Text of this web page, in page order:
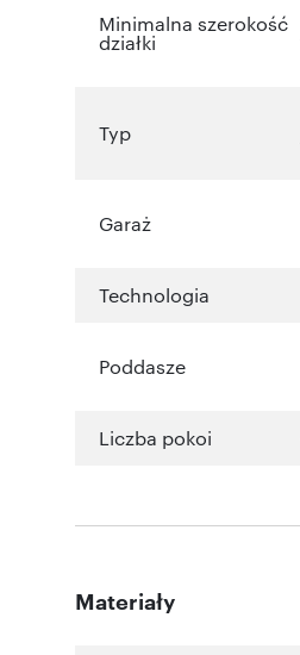
Minimalna szerokość
działki
Typ
Garaż
Technologia
Poddasze
Liczba pokoi
Materiały